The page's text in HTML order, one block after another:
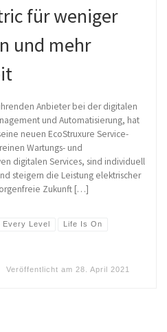
für weniger
und mehr
Anbieter bei der digitalen
und Automatisierung, hat
neuen EcoStruxure Service-
Wartungs- und
digitalen Services, sind individuell
steigern die Leistung elektrischer
Zukunft […]
Every Level Life Is On
Veröffentlicht am 28. April 2021